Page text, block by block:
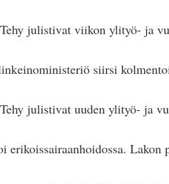
julistivat viikon ylityö- ja
siirsi
julistivat uuden ylityö- ja
erikoissairaanhoidossa.